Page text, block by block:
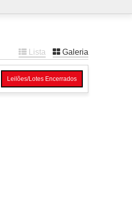
Lista Galeria
Leilões/Lotes Encerrados